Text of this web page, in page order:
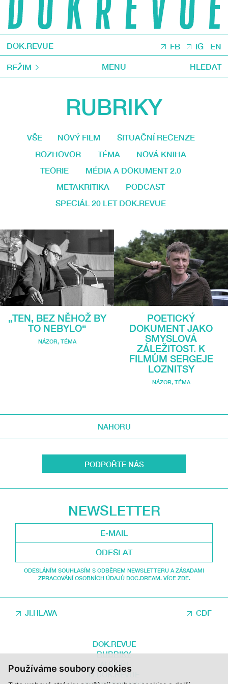
Používáme soubory cookies
DOK.REVUE FB IG EN
REŽIM MENU HLEDAT
RUBRIKY
VŠE NOVÝ FILM
SITUAČNÍ RECENZE
ROZHOVOR
TÉMA
NOVÁ KNIHA
TEORIE
MÉDIA A DOKUMENT 2.0
METAKRITIKA
PODCAST
SPECIÁL 20 LET DOK.REVUE
„TEN, BEZ NĚHOŽ BY
TO NEBYLO“
NÁZOR, TÉMA
POETICKÝ
DOKUMENT JAKO
SMYSLOVÁ
ZÁLEŽITOST. K
FILMŮM SERGEJE
LOZNITSY
NÁZOR, TÉMA
NAHORU
PODPOŘTE NÁS
NEWSLETTER
ODESLAT
ODESLÁNÍM SOUHLASÍM S ODBĚREM NEWSLETTERU A ZÁSADAMI
ZPRACOVÁNÍ OSOBNÍCH ÚDAJŮ DOC.DREAM. VÍCE ZDE.
JI.HLAVA CDF
DOK.REVUE
RUBRIKY
AUTOŘI
O DOK.REVUE